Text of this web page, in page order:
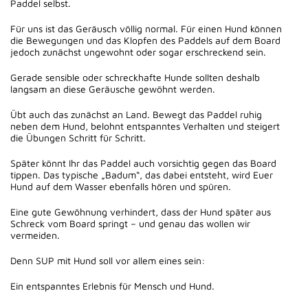
Paddel selbst.
Für uns ist das Geräusch völlig normal. Für einen Hund können
die Bewegungen und das Klopfen des Paddels auf dem Board
jedoch zunächst ungewohnt oder sogar erschreckend sein.
Gerade sensible oder schreckhafte Hunde sollten deshalb
langsam an diese Geräusche gewöhnt werden.
Übt auch das zunächst an Land. Bewegt das Paddel ruhig
neben dem Hund, belohnt entspanntes Verhalten und steigert
die Übungen Schritt für Schritt.
Später könnt Ihr das Paddel auch vorsichtig gegen das Board
tippen. Das typische „Badum“, das dabei entsteht, wird Euer
Hund auf dem Wasser ebenfalls hören und spüren.
Eine gute Gewöhnung verhindert, dass der Hund später aus
Schreck vom Board springt – und genau das wollen wir
vermeiden.
Denn SUP mit Hund soll vor allem eines sein:
Ein entspanntes Erlebnis für Mensch und Hund.